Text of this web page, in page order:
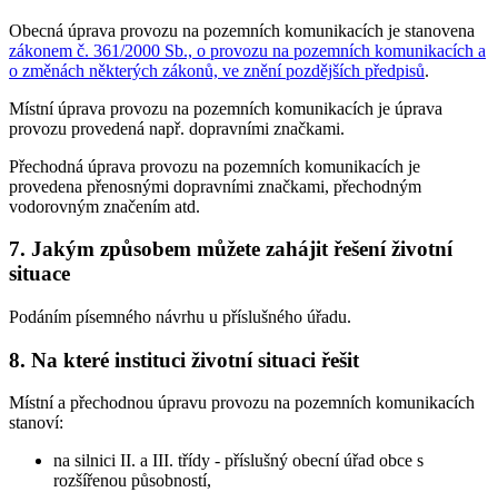
Obecná úprava provozu na pozemních komunikacích je stanovena
zákonem č. 361/2000 Sb., o provozu na pozemních komunikacích a
o změnách některých zákonů, ve znění pozdějších předpisů.
Místní úprava provozu na pozemních komunikacích je úprava
provozu provedená např. dopravními značkami.
Přechodná úprava provozu na pozemních komunikacích je
provedena přenosnými dopravními značkami, přechodným
vodorovným značením atd.
7. Jakým způsobem můžete zahájit řešení životní
situace
Podáním písemného návrhu u příslušného úřadu.
8. Na které instituci životní situaci řešit
Místní a přechodnou úpravu provozu na pozemních komunikacích
stanoví:
na silnici II. a III. třídy - příslušný obecní úřad obce s
rozšířenou působností,